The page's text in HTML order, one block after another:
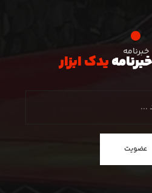
خبرنامه یدک ابزار
عضویت